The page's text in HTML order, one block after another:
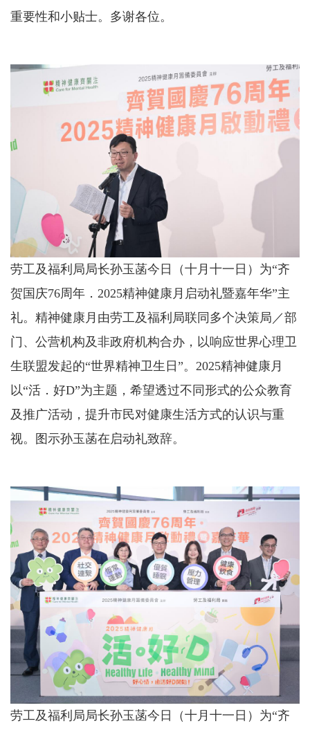
重要性和小贴士。多谢各位。
劳工及福利局局长孙玉菡今日（十月十一日）为“齐
贺国庆76周年．2025精神健康月启动礼暨嘉年华”主
礼。精神健康月由劳工及福利局联同多个决策局／部
门、公营机构及非政府机构合办，以响应世界心理卫
生联盟发起的“世界精神卫生日”。2025精神健康月
以“活．好D”为主题，希望透过不同形式的公众教育
及推广活动，提升市民对健康生活方式的认识与重
视。图示孙玉菡在启动礼致辞。
劳工及福利局局长孙玉菡今日（十月十一日）为“齐